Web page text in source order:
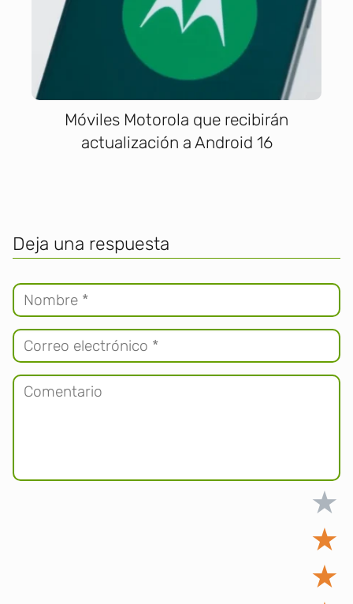
Móviles Motorola que recibirán
actualización a Android 16
Deja una respuesta
★
★
★